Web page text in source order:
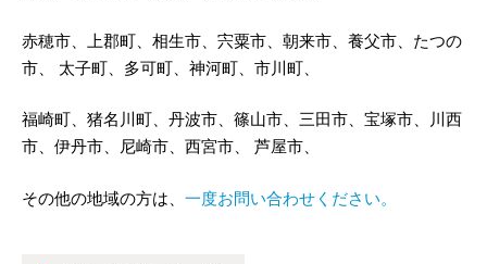
赤穂市、上郡町、相生市、宍粟市、朝来市、養父市、たつの
市、 太子町、多可町、神河町、市川町、
福崎町、猪名川町、丹波市、篠山市、三田市、宝塚市、川西
市、伊丹市、尼崎市、西宮市、 芦屋市、
その他の地域の方は、 一度お問い合わせください。